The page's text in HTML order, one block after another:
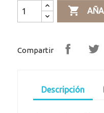

Compartir
Descripción